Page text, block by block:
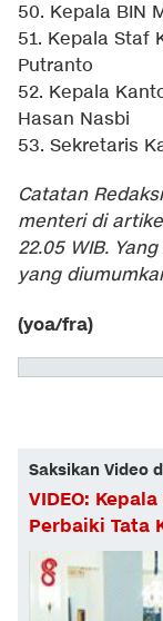
50. ⁠Kepala BIN
51. Kepala Staf
Putranto
52. ⁠Kepala
Hasan Nasbi
53. ⁠Sekretaris
Catatan
menteri di
22.05 WIB.
yang
(yoa/fra)
Saksikan Video
VIDEO:
Perbaiki Tata